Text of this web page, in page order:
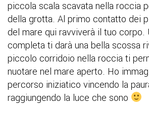
piccola scala scavata nella roccia
della grotta. Al primo contatto dei
del mare qui ravviverà il tuo corpo.
completa ti darà una bella scossa
piccolo corridoio nella roccia ti
nuotare nel mare aperto. Ho
percorso iniziatico vincendo la
raggiungendo la luce che sono